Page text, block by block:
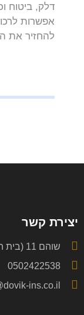
דלק, ביטוח
אפשרות
להחזיר את
יצירת קשר
שוהם 11 (בית הדקל) פ״ת
0502422538
ins.co.il